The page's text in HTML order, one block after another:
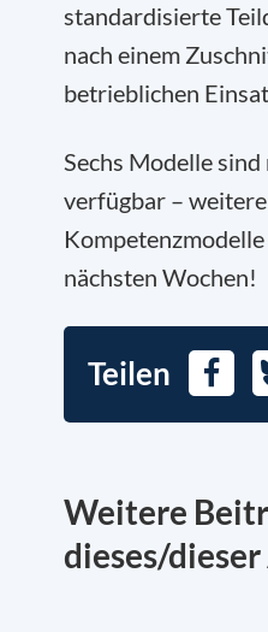
standardisierte
nach einem
betrieblichen
Sechs Modelle
verfügbar – weitere
nächsten Wochen!
Teilen
Weitere
dieses/